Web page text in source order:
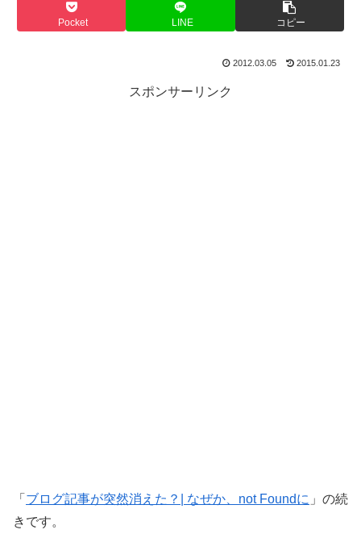
Pocket LINE コピー
2012.03.05 2015.01.23
スポンサーリンク
「 ブログ記事が突然消えた？| なぜか、not Foundに 」の続
きです。